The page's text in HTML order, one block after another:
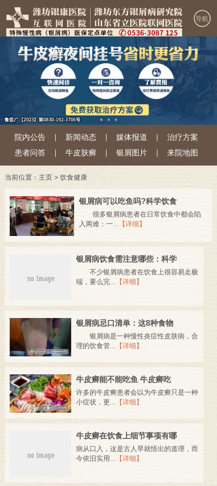
导航
院内公告 新闻动态 媒体报道
治疗方案
患者问答
牛皮肤癣 银屑图片 来院地图
当前位置： 主页 > 饮食健康
银屑病可以吃鱼吗?科学饮食
很多银屑病患者在日常饮食中都会陷
入两难：一...
【详细】
银屑病饮食需注意哪些：科学
不少银屑病患者在饮食上很容易走极
端，要么完... 【详细】
银屑病忌口清单：这8种食物
银屑病是一种慢性炎症性皮肤病，合
理的饮食管... 【详细】
牛皮癣能不能吃鱼 牛皮癣吃
许多的牛皮癣患者会以为牛皮癣只是一种
小症状，更...
【详细】
牛皮癣在饮食上细节事项有哪
病从口入，这是古人早就悟出的道理，而
今依旧实用...
【详细】